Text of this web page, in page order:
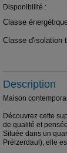
Disponibilité :
Classe
Classe d'isolation
Description
Maison
Découvrez cette
de qualité et
Située dans un
Préizerdaul), elle